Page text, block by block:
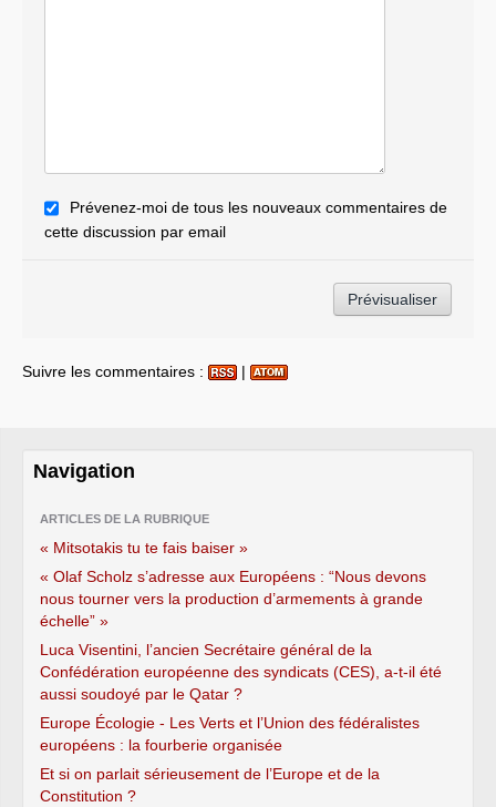
Prévenez-moi de tous les nouveaux commentaires de
cette discussion par email
Suivre les commentaires : |
Navigation
ARTICLES DE LA RUBRIQUE
« Mitsotakis tu te fais baiser »
« Olaf Scholz s’adresse aux Européens : “Nous devons
nous tourner vers la production d’armements à grande
échelle” »
Luca Visentini, l’ancien Secrétaire général de la
Confédération européenne des syndicats (CES), a-t-il été
aussi soudoyé par le Qatar ?
Europe Écologie - Les Verts et l’Union des fédéralistes
européens : la fourberie organisée
Et si on parlait sérieusement de l’Europe et de la
Constitution ?